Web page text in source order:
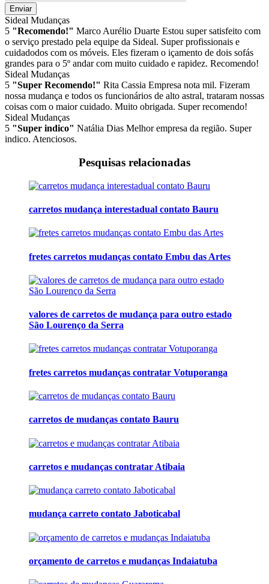
Enviar
Sideal Mudanças
5 "Recomendo!" Marco Aurélio Duarte Estou super satisfeito com
o serviço prestado pela equipe da Sideal. Super profissionais e
cuidadodos com os móveis. Eles fizeram o içamento de dois sofás
grandes para o 5º andar com muito cuidado e rapidez. Recomendo!
Sideal Mudanças
5 "Super Recomendo!" Rita Cassia Empresa nota mil. Fizeram
nossa mudança e todos os funcionários de alto astral, trataram nossas
coisas com o maior cuidado. Muito obrigada. Super recomendo!
Sideal Mudanças
5 "Super indico" Natália Dias Melhor empresa da região. Super
indico. Atenciosos.
Pesquisas relacionadas
carretos mudança interestadual contato Bauru
fretes carretos mudanças contato Embu das Artes
valores de carretos de mudança para outro estado
São Lourenço da Serra
fretes carretos mudanças contratar Votuporanga
carretos de mudanças contato Bauru
carretos e mudanças contratar Atibaia
mudança carreto contato Jaboticabal
orçamento de carretos e mudanças Indaiatuba